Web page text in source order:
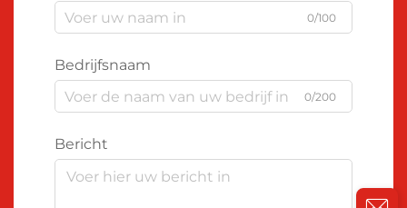
0/100
Bedrijfsnaam
0/200
Bericht